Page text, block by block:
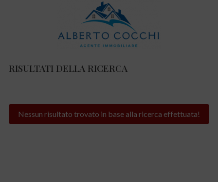
RISULTATI DELLA RICERCA
Nessun risultato trovato in base alla ricerca effettuata!